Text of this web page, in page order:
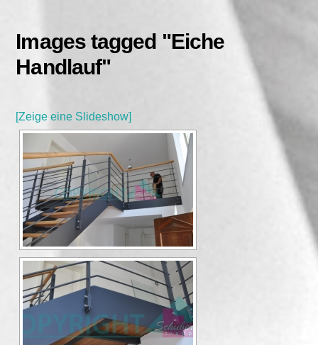
contentImages tagged "Eiche
Handlauf"
[Zeige eine Slideshow]